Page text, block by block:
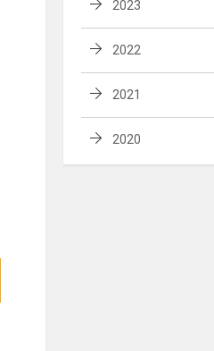
2023
2022
2021
2020